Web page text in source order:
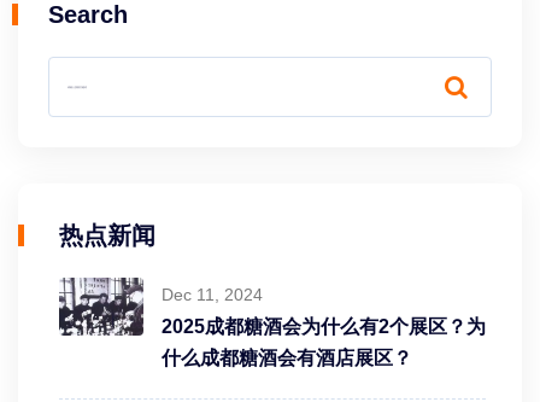
Search
热点新闻
Dec 11, 2024
2025成都糖酒会为什么有2个展区？为
什么成都糖酒会有酒店展区？